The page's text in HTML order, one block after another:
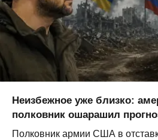
Неизбежное уже близко:
полковник ошарашил
Полковник армии США в